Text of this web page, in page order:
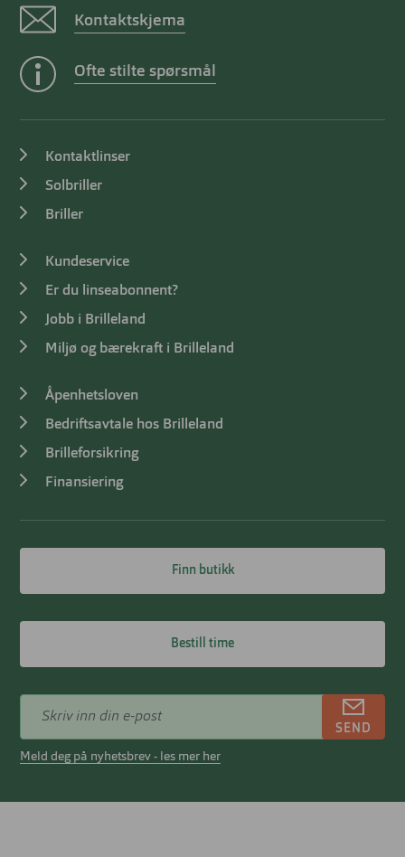
Kontaktskjema
Ofte stilte spørsmål
Kontaktlinser
Solbriller
Briller
Kundeservice
Er du linseabonnent?
Jobb i Brilleland
Miljø og bærekraft i Brilleland
Åpenhetsloven
Bedriftsavtale hos Brilleland
Brilleforsikring
Finansiering
Finn butikk
Bestill time
SEND
Meld deg på nyhetsbrev - les mer her